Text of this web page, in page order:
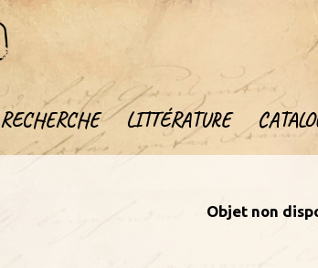
RECHERCHE LITTÉRATURE
Objet non